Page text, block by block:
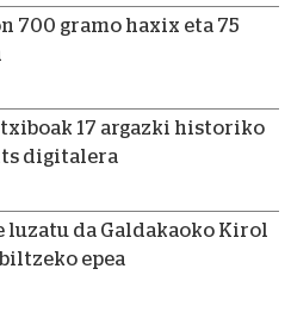
700 gramo haxix eta 75
17 argazki historiko
digitalera
luzatu da Galdakaoko Kirol
epea